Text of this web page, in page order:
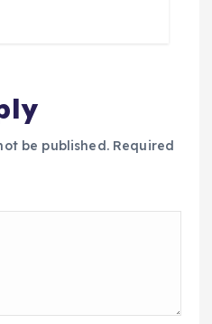
be published. Required